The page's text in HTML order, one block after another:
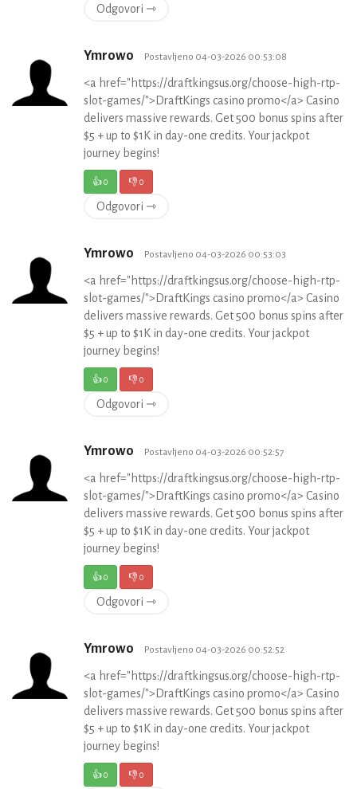
Odgovori ⇾
Ymrowo Postavljeno 04-03-2026 00:53:08
<a href="https://draftkingsus.org/choose-high-rtp-
slot-games/">DraftKings casino promo</a> Casino
delivers massive rewards. Get 500 bonus spins after
$5 + up to $1K in day-one credits. Your jackpot
journey begins!
👍0 👎0
Odgovori ⇾
Ymrowo Postavljeno 04-03-2026 00:53:03
<a href="https://draftkingsus.org/choose-high-rtp-
slot-games/">DraftKings casino promo</a> Casino
delivers massive rewards. Get 500 bonus spins after
$5 + up to $1K in day-one credits. Your jackpot
journey begins!
👍0 👎0
Odgovori ⇾
Ymrowo Postavljeno 04-03-2026 00:52:57
<a href="https://draftkingsus.org/choose-high-rtp-
slot-games/">DraftKings casino promo</a> Casino
delivers massive rewards. Get 500 bonus spins after
$5 + up to $1K in day-one credits. Your jackpot
journey begins!
👍0 👎0
Odgovori ⇾
Ymrowo Postavljeno 04-03-2026 00:52:52
<a href="https://draftkingsus.org/choose-high-rtp-
slot-games/">DraftKings casino promo</a> Casino
delivers massive rewards. Get 500 bonus spins after
$5 + up to $1K in day-one credits. Your jackpot
journey begins!
👍0 👎0